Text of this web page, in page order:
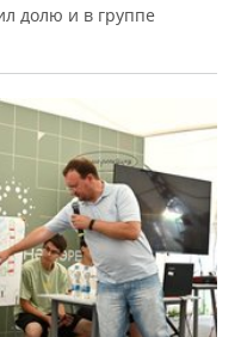
долю и в группе